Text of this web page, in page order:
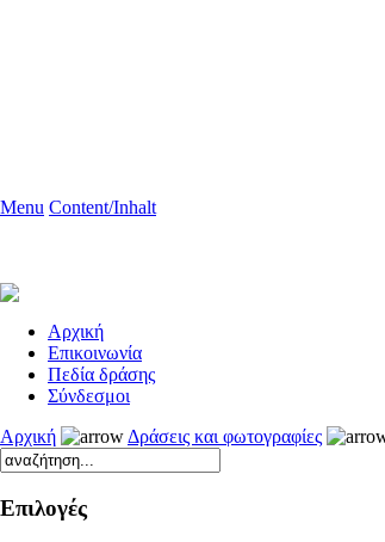
Menu Content/Inhalt
Aρχική
Επικοινωνία
Πεδία δράσης
Σύνδεσμοι
Αρχική
Δράσεις και φωτογραφίες
Επιλογές